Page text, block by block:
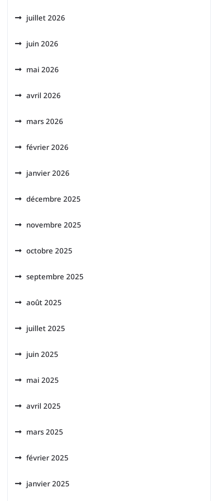
juillet 2026
juin 2026
mai 2026
avril 2026
mars 2026
février 2026
janvier 2026
décembre 2025
novembre 2025
octobre 2025
septembre 2025
août 2025
juillet 2025
juin 2025
mai 2025
avril 2025
mars 2025
février 2025
janvier 2025